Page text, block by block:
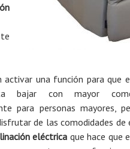
activar una función para que
bajar con mayor
para personas mayores,
de las comodidades de
eléctrica que hace que